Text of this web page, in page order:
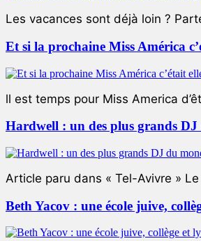
Les vacances sont déjà loin ?
Et si la prochaine Miss América
ll est temps pour Miss America
Hardwell : un des plus grands
Article paru dans « Tel-Avivre »
Beth Yacov : une école juive,